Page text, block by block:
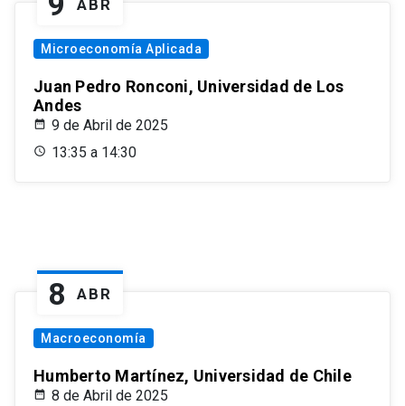
ABR
Microeconomía Aplicada
Juan Pedro Ronconi, Universidad de Los
Andes
9 de Abril de 2025
13:35 a 14:30
8 ABR
Macroeconomía
Humberto Martínez, Universidad de Chile
8 de Abril de 2025